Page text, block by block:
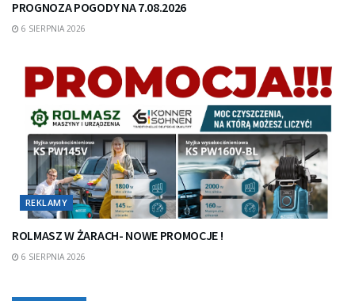
PROGNOZA POGODY NA 7.08.2026
6 SIERPNIA 2026
REKLAMY
ROLMASZ W ŻARACH- NOWE PROMOCJE !
6 SIERPNIA 2026